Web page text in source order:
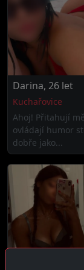
Darina, 26 let
Kuchařovice
Ahoj! Přitahují
ovládají humor
dobře jako...